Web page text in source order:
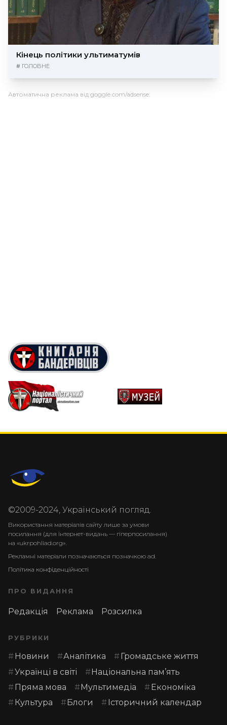
Кінець політики ультиматумів
# ГОЛОВНЕ
Автоматична реклама від goggle.com/adsense:
©2009-2024, Український погляд.
Використання матеріалів сайту лише за умови
посилання (для інтернет-видань — гіперпосилання)
на «ukrpohliad.org».
Рекламні матеріали позначаються позначкою ad.
Політика конфіденційності
ПРО ВИДАННЯ
Редакція Реклама Розсилка
РУБРИКИ
Новини Аналітика
Громадське життя
Українці в світі
Національна пам’ять
Пряма мова
Мультимедіа
Економіка
Культура
Блоги Історичний календар